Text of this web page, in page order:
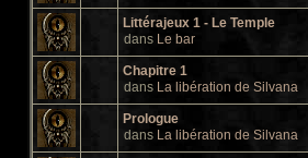
Littérajeux 1 - Le Temple
dans Le bar
Chapitre 1
dans La libération de Silvana
Prologue
dans La libération de Silvana